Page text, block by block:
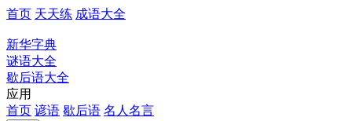
首页 天天练 成语大全
新华字典
谜语大全
歇后语大全
应用
首页 谚语 歇后语 名人名言